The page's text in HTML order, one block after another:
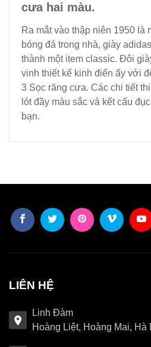
cưa hai màu.
Ra mắt vào thập niên 1950 là
bóng đá trong nhà, giày
thành một item classic. Đôi
vinh thiết kế kinh điển ấy với
3 Sọc răng cưa. Các chi tiết
lót đầy màu sắc và kết cấu
bạn.
LIÊN HỆ
Linh Đàm
Hoàng Liệt, Hoàng Mai, Hà